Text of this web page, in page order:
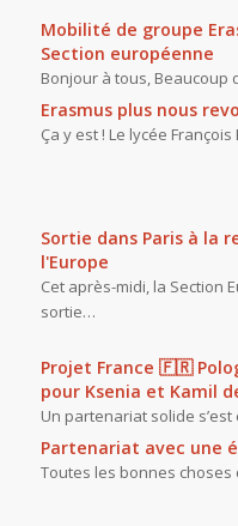
Mobilité de groupe
Section européenne
Bonjour à tous,
Erasmus plus nous
Ça y est ! Le lycée
Sortie dans Paris à la
l'Europe
Cet après-midi, la Section
sortie…
Projet France 🇫🇷
pour Ksenia et Kamil
Un partenariat solide
Partenariat avec une
Toutes les bonnes